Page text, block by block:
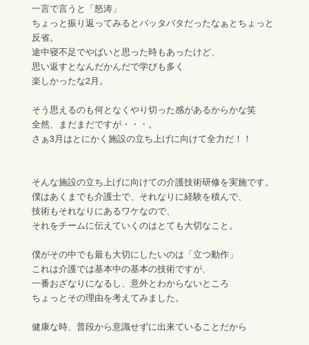
一言で言うと「怒涛」
ちょっと振り返ってみるとバッタバタだったなぁとちょっと
反省。
途中寝不足でやばいと思った時もあったけど、
思い返すとなんだかんだで学びも多く
楽しかったな2月。
そう思えるのも何となくやり切った感があるからかな笑
全然、まだまだですが・・・。
さぁ3月はとにかく施設の立ち上げに向けて全力だ！！
そんな施設の立ち上げに向けての介護技術研修を実施です。
僕はあくまでも介護士で、それなりに経験を積んで、
技術もそれなりにあるワケなので、
それをチームに伝えていくのはとても大切なこと。
僕がその中でも最も大切にしたいのは「立つ動作」
これは介護では基本中の基本の技術ですが、
一番おざなりになるし、意外とわからないところ
ちょっとその理由を考えてみました。
健康な時、普段から意識せずに出来ていることだから